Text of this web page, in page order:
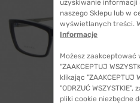
uzyskiwanie informacji
naszego Sklepu lub w
wyświetlanych treści.
Informacje
Możesz zaakceptować
"ZAAKCEPTUJ
klikając "ZAAKCEPTUJ
"ODRZUĆ
pliki cookie niezbędne